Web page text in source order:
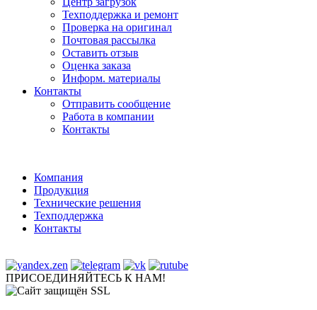
Техподдержка и ремонт
Проверка на оригинал
Почтовая рассылка
Оставить отзыв
Оценка заказа
Информ. материалы
Контакты
Отправить сообщение
Работа в компании
Контакты
Компания
Продукция
Технические решения
Техподдержка
Контакты
ПРИСОЕДИНЯЙТЕСЬ К НАМ!